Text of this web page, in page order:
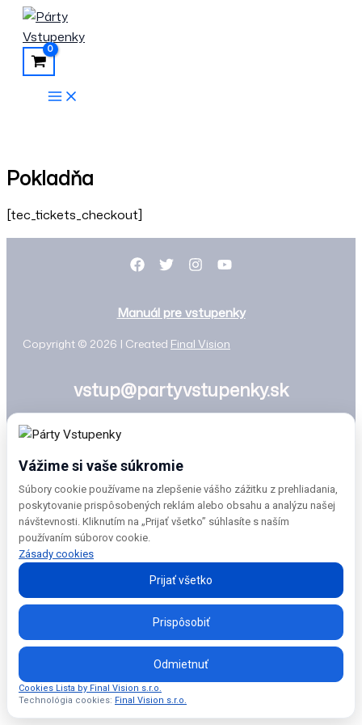
Preskočiť
obsah
Pokladňa
[tec_tickets_checkout]
Manuál pre vstupenky
Copyright © 2026 | Created Final Vision
vstup@partyvstupenky.sk
Vážime si vaše súkromie
Súbory cookie používame na zlepšenie vášho zážitku z prehliadania,
poskytovanie prispôsobených reklám alebo obsahu a analýzu našej
návštevnosti. Kliknutím na „Prijať všetko” súhlasíte s naším
používaním súborov cookie.
Zásady cookies
Prispôsobiť
Odmietnuť
Prijať všetko
Cookies Lista by Final Vision s.r.o.
Technológia cookies: Final Vision s.r.o.